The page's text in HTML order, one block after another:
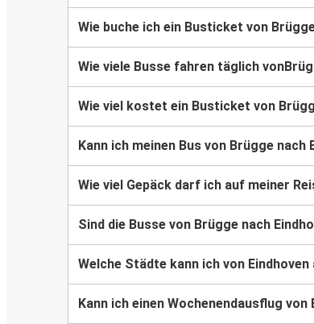
Wie buche ich ein Busticket von
Wie viele Busse fahren täglich
Wie viel kostet ein Busticket von
Kann ich meinen Bus von Brügge nach
Wie viel Gepäck darf ich auf meiner
Sind die Busse von Brügge nach
Welche Städte kann ich von
Kann ich einen Wochenendausflug